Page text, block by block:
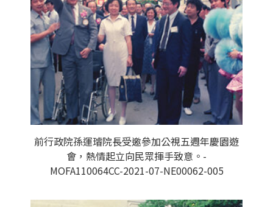
前行政院孫運璿院長受邀參加公視五週年慶園遊
會，熱情起立向民眾揮手致意。-
MOFA110064CC-2021-07-NE00062-005